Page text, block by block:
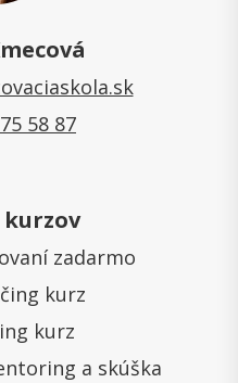
58 87
kurzov
zadarmo
kurz
kurz
a skúška